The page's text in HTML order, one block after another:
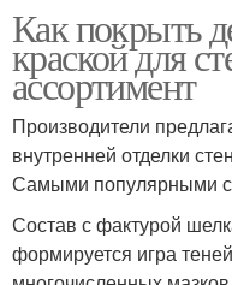
Как покрыть
краской для
ассортимент
Производители
внутренней отделки
Самыми популярными
Состав с фактурой
формируется игра